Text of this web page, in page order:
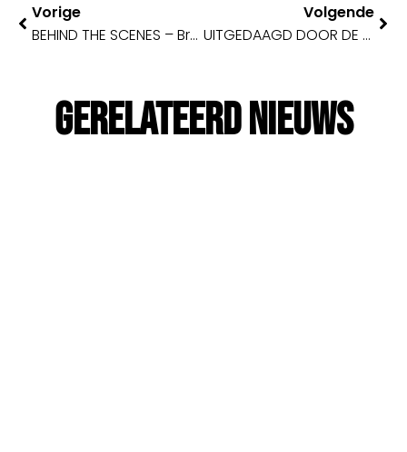
Vorige
BEHIND THE SCENES – Brainstorm!
Volgende
UITGEDAAGD DOOR DE BB-LOPERS
Gerelateerd Nieuws